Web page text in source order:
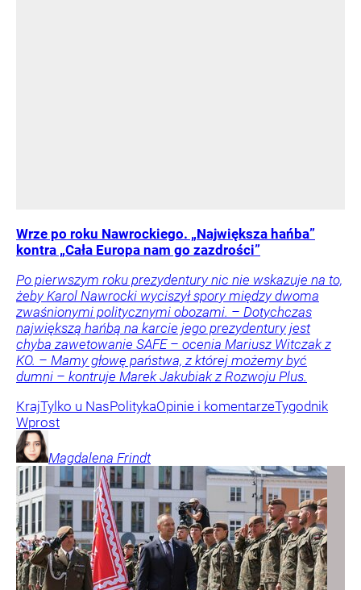
Wrze po roku Nawrockiego. „Największa hańba”
kontra „Cała Europa nam go zazdrości”
Po pierwszym roku prezydentury nic nie wskazuje na to,
żeby Karol Nawrocki wyciszył spory między dwoma
zwaśnionymi politycznymi obozami. – Dotychczas
największą hańbą na karcie jego prezydentury jest
chyba zawetowanie SAFE – ocenia Mariusz Witczak z
KO. – Mamy głowę państwa, z której możemy być
dumni – kontruje Marek Jakubiak z Rozwoju Plus.
KrajTylko u NasPolitykaOpinie i komentarzeTygodnik
Wprost
Magdalena Frindt